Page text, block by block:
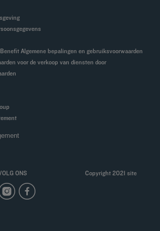
Benefit Algemene bepalingen en gebruiksvoorwaarden
voor de verkoop van diensten door
ONS Copyright 2021 site